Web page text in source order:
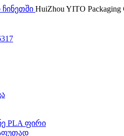
HuiZhou YITO Packaging
PLA ფირი